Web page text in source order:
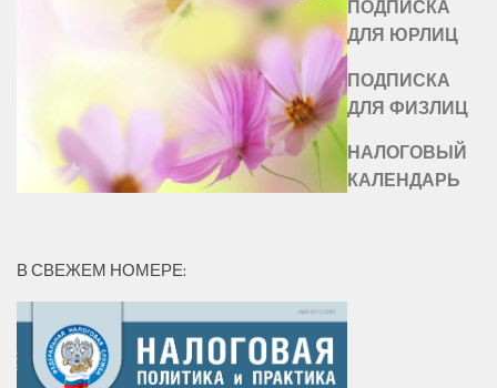
ПОДПИСКА
ДЛЯ ЮРЛИЦ
ПОДПИСКА
ДЛЯ ФИЗЛИЦ
НАЛОГОВЫЙ
КАЛЕНДАРЬ
В СВЕЖЕМ НОМЕРЕ: